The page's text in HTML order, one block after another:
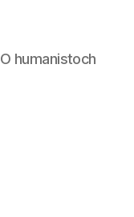
O humanistoch